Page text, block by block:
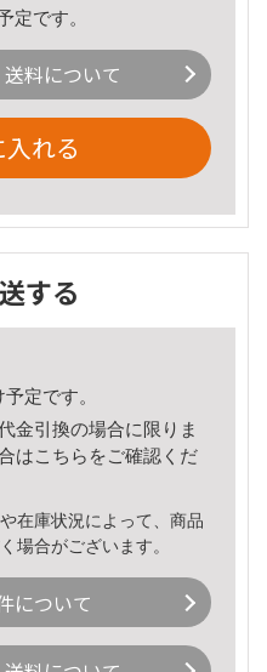
定です。
料について
れる
する
定です。
金引換の場合に限りま
はこちら をご確認くだ
在庫状況によって、商品
場合がございます。
について